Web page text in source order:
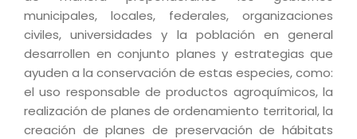
municipales, locales, federales, organizaciones
civiles, universidades y la población en general
desarrollen en conjunto planes y estrategias que
ayuden a la conservación de estas especies, como:
el uso responsable de productos agroquímicos, la
realización de planes de ordenamiento territorial, la
creación de planes de preservación de hábitats